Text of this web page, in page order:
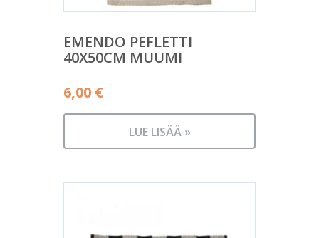
EMENDO PEFLETTI
40X50CM MUUMI
6,00 €
LUE LISÄÄ »